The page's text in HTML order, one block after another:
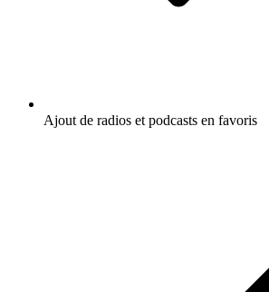
Ajout de radios et podcasts en favoris